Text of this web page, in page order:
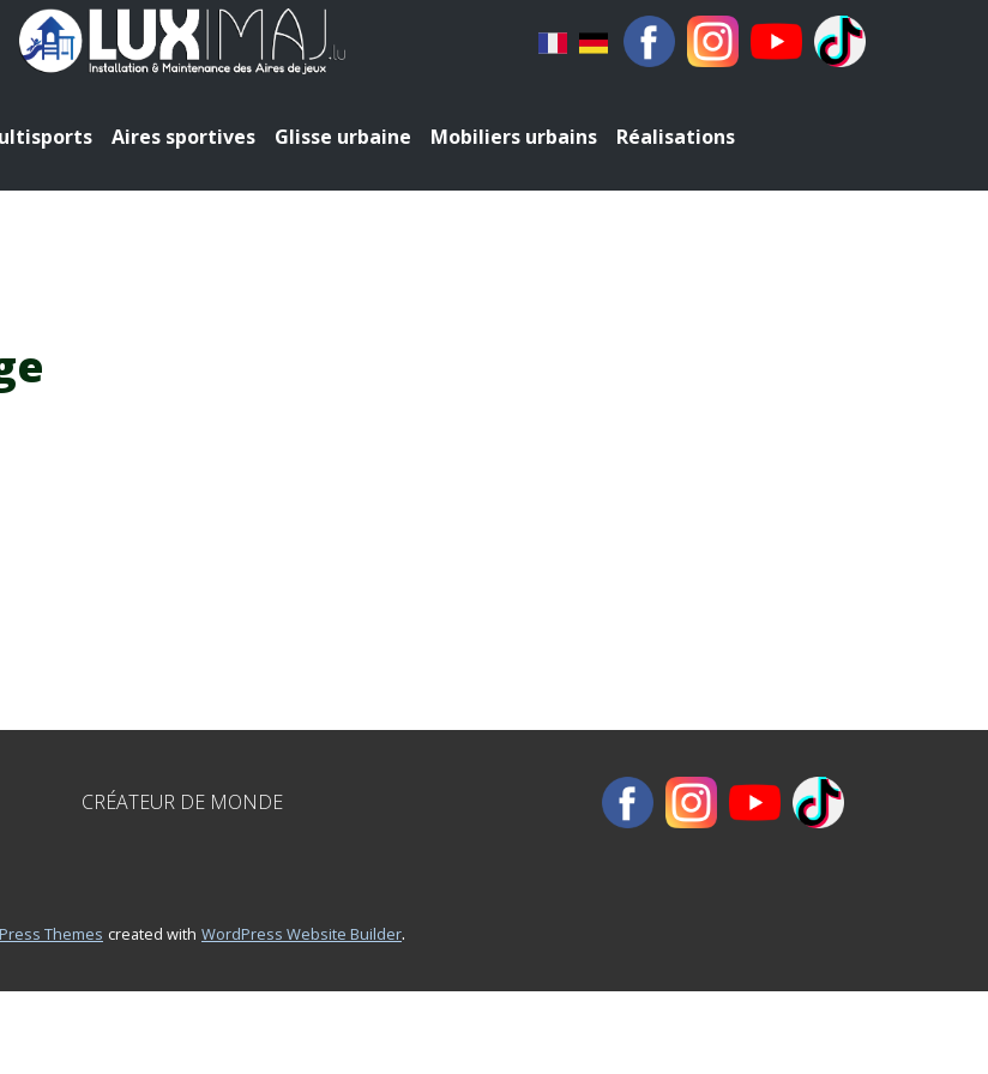
Aires sportives Glisse urbaine Mobiliers urbains Réalisations
CRÉATEUR DE MONDE
Themes created with WordPress Website Builder.